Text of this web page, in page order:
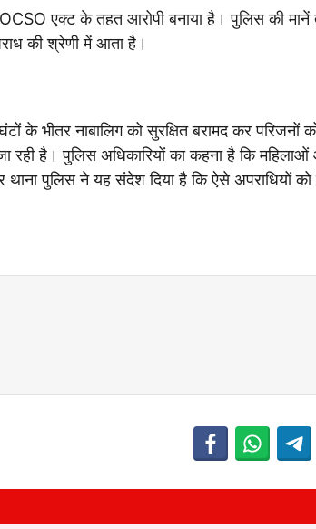
एक्ट के तहत आरोपी बनाया है। पुलिस की मानें
की श्रेणी में आता है।
भीतर नाबालिग को सुरक्षित बरामद कर परिजनों
रही है। पुलिस अधिकारियों का कहना है कि
थाना पुलिस ने यह संदेश दिया है कि ऐसे अपराधियों